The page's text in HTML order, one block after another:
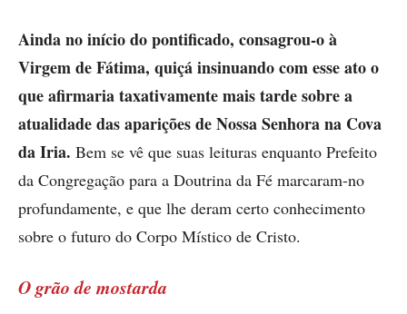
Aindano início do pontificado, consagrou-o à
Virgem de Fátima, quiçá insinuando com esse ato o
que afirmaria taxativamente mais tarde sobre a
atualidade das aparições de Nossa Senhora na Cova
da Iria. Bem se vê que suas leituras enquanto Prefeito
da Congregação para a Doutrina da Fé marcaram-no
profundamente, e que lhe deram certo conhecimento
sobre o futuro do Corpo Místico de Cristo.
O grão de mostarda